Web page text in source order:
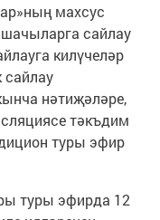
махсус
сайлау
килүчеләр
нәтиҗәләре,
тәкъдим
туры эфир
туры эфирда 12